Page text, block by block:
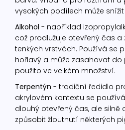
vysokých podílech může snížit
Alkohol - například
což prodlužuje otevřený čas
tenkých vrstvách. Používá se
hořlavý a může zasahovat do
použito ve velkém množství.
Terpentýn - tradiční ředidlo
akrylovém kontextu se
dlouhý otevřený čas, ale silně
způsobit žloutnutí některých